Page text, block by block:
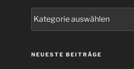
NEUESTE BEITRÄGE